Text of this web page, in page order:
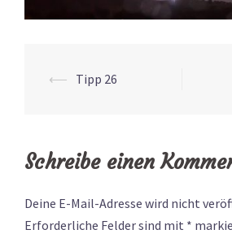
Beitragsnavigation
⟵ Tipp 26
Schreibe einen
Deine E-Mail-Adresse wird nicht
Erforderliche Felder sind mit *